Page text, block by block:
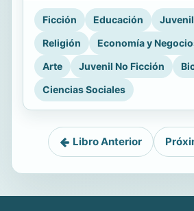
Ficción Educación
Religión
Economía y
Arte
Juvenil No Ficción
Ciencias Sociales
Libro Anterior